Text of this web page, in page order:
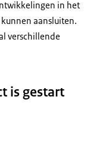
in het
aansluiten.
verschillende
is gestart